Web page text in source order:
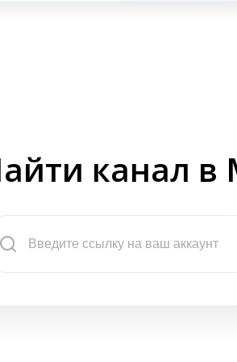
канал в